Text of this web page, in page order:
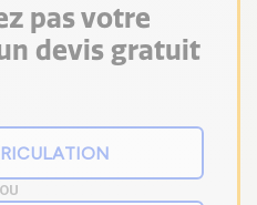
pas votre
devis gratuit
OU